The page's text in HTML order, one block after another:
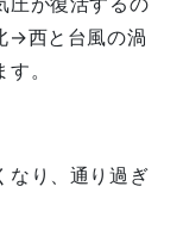
→西と台風の渦
。
なり、通り過ぎ